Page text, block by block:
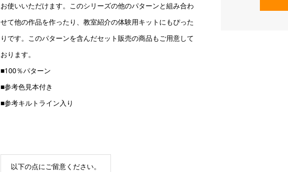
お使いいただけます。このシリーズの他のパターンと組み合わ
せて他の作品を作ったり、教室紹介の体験用キットにもぴった
りです。このパターンを含んだセット販売の商品もご用意して
おります。
■100％パターン
■参考色見本付き
■参考キルトライン入り
以下の点にご留意ください。